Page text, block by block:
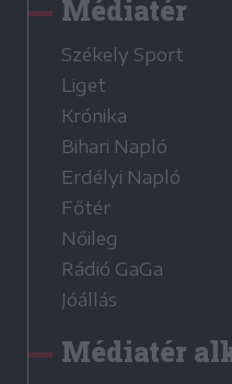
Médiatér
Székely Sport
Liget
Krónika
Bihari Napló
Erdélyi Napló
Főtér
Nőileg
Rádió GaGa
Jóállás
Médiatér